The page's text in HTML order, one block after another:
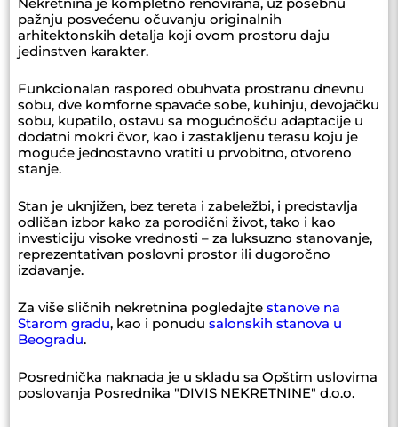
Nekretnina je kompletno renovirana, uz posebnu
pažnju posvećenu očuvanju originalnih
arhitektonskih detalja koji ovom prostoru daju
jedinstven karakter.
Funkcionalan raspored obuhvata prostranu dnevnu
sobu, dve komforne spavaće sobe, kuhinju, devojačku
sobu, kupatilo, ostavu sa mogućnošću adaptacije u
dodatni mokri čvor, kao i zastakljenu terasu koju je
moguće jednostavno vratiti u prvobitno, otvoreno
stanje.
Stan je uknjižen, bez tereta i zabeležbi, i predstavlja
odličan izbor kako za porodični život, tako i kao
investiciju visoke vrednosti – za luksuzno stanovanje,
reprezentativan poslovni prostor ili dugoročno
izdavanje.
Za više sličnih nekretnina pogledajte stanove na
Starom gradu, kao i ponudu salonskih stanova u
Beogradu.
Posrednička naknada je u skladu sa Opštim uslovima
poslovanja Posrednika "DIVIS NEKRETNINE" d.o.o.